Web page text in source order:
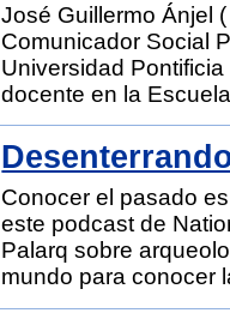
José Guillermo Ánjel
Comunicador Social
Universidad
docente en la
Conocer el pasado
este podcast de
Palarq sobre
mundo para conocer